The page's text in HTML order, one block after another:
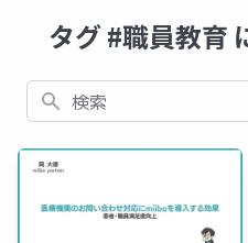
タグ #職員教育
検索